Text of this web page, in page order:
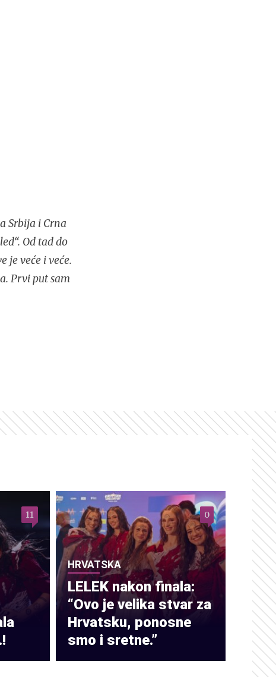
Srbija i Crna
Od tad do
je veće i veće.
Prvi put sam
11
HRVATSKA
LELEK nakon finala:
“Ovo je velika stvar za
Hrvatsku, ponosne
smo i sretne.”
0